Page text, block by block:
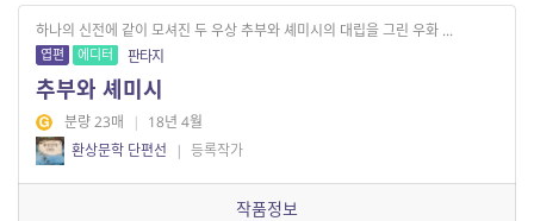
하나의 신전에 같이 모셔진 두 우상 추부와 셰미시의 대립을 그린 우화 ...
엽편 에디터 판타지
추부와 셰미시
분량 23매 | 18년 4월
환상문학 단편선
| 등록작가
작품정보